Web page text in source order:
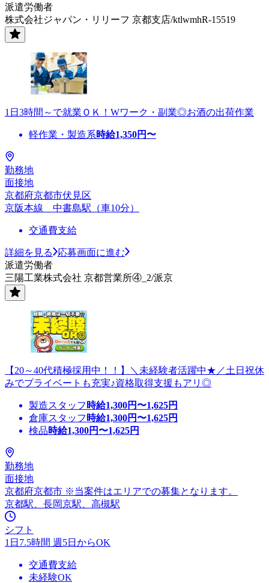
派遣労働者
株式会社ジャパン・リリーフ 京都支店/ktlwmhR-15519
1日3時間～で就業ＯＫ！Wワーク・副業◎お酒の出荷作業
軽作業・製造系時給1,350円〜
勤務地
面接地
京都府京都市伏見区
京阪本線 中書島駅（車10分）
交通費支給
詳細を見る
応募画面に進む
派遣労働者
三陽工業株式会社 京都営業所④_2/派京
【20～40代積極採用中！！】＼未経験者活躍中★／土日祝休
みでプライベートも充実♪資格取得支援もアリ◎
製造スタッフ 時給1,300円〜1,625円
倉庫スタッフ 時給1,300円〜1,625円
検品時給1,300円〜1,625円
勤務地
面接地
京都府京都市 ※当案件はエリアでの募集となります。
京都駅、長岡京駅、高槻駅
シフト
1日7.5時間 週5日からOK
交通費支給
未経験OK